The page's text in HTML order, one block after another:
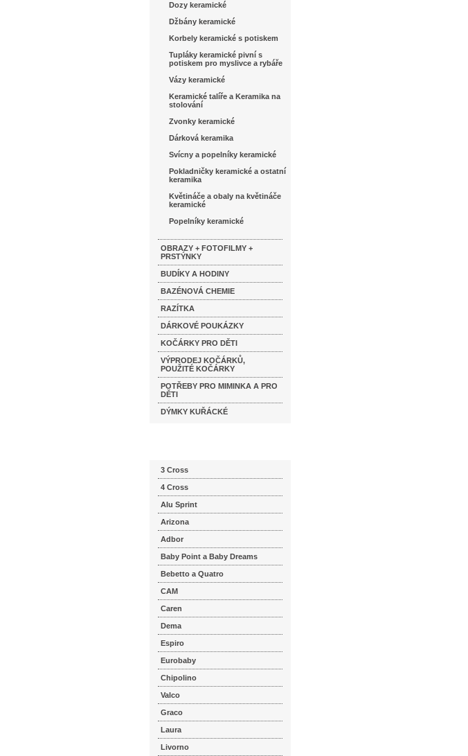
Dozy keramické
Džbány keramické
Korbely keramické s potiskem
Tupláky keramické pivní s
potiskem pro myslivce a rybáře
Vázy keramické
Keramické talíře a Keramika na
stolování
Zvonky keramické
Dárková keramika
Svícny a popelníky keramické
Pokladničky keramické a ostatní
keramika
Květináče a obaly na květináče
keramické
Popelníky keramické
OBRAZY + FOTOFILMY +
PRSTÝNKY
BUDÍKY A HODINY
BAZÉNOVÁ CHEMIE
RAZÍTKA
DÁRKOVÉ POUKÁZKY
KOČÁRKY PRO DĚTI
VÝPRODEJ KOČÁRKŮ,
POUŽITÉ KOČÁRKY
POTŘEBY PRO MIMINKA A PRO
DĚTI
DÝMKY KUŘÁCKÉ
3 Cross
4 Cross
Alu Sprint
Arizona
Adbor
Baby Point a Baby Dreams
Bebetto a Quatro
CAM
Caren
Dema
Espiro
Eurobaby
Chipolino
Valco
Graco
Laura
Livorno